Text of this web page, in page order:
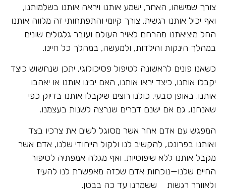
צורך שמישהו, האחר, ישמע אותנו ויראה אותנו בשלמותנו,
ואף יכיל אותנו רגשית. צורך קיומי והתפתחותי זה מלווה אותנו
החל מיציאתנו מהרחם לאויר העולם ועובר גלגולים שונים
במהלך הינקות והילדות, ולמעשה, במהלך כל חיינו.
כשאנו פונים לראשונה לטיפול פסיכולוגי, יתכן שנחשוש כיצד
יקבלו אותנו, כיצד יראו אותנו, האם יבינו אותנו או יאהבו
אותנו. באופן טבעי, כולנו רוצים שיקבלו אותנו בדיוק כפי
שאנחנו, גם אם ישנם דברים שנרצה לשנות בעצמנו.
המפגש עם אדם אחר אשר מסוגל לשים את צרכיו בצד
ואותנו בפרונט, להקשיב לנו ולקול הייחודי שלנו, אדם אשר
מקבל אותנו ללא שיפוטיות, ואף מגלה אמפתיה לסיפור
החיים שלנו—נוכחות אדם שכזה מאפשרת לנו להעיז
ולאוורר רגשות ששמרנו עד כה בבטן.